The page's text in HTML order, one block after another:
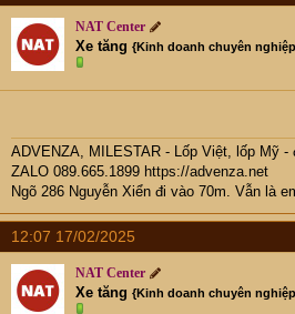
NAT Center
Xe tăng {Kinh doanh chuyên
ADVENZA, MILESTAR - Lốp Việt, lốp Mỹ
ZALO 089.665.1899 https://advenza.net
Ngõ 286 Nguyễn Xiển đi vào 70m. Vẫn là
12:07 17/02/2025
NAT Center
Xe tăng {Kinh doanh chuyên